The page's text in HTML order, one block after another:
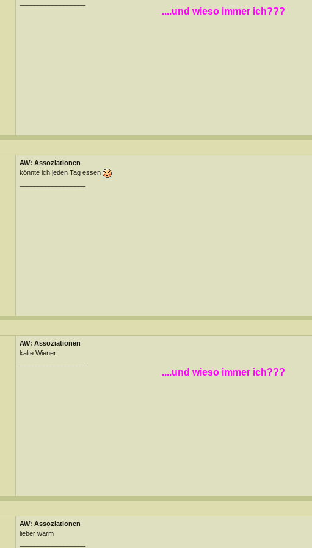
....und wieso immer ich???
AW: Assoziationen
könnte ich jeden Tag essen
AW: Assoziationen
kalte Wiener
....und wieso immer ich???
AW: Assoziationen
lieber warm